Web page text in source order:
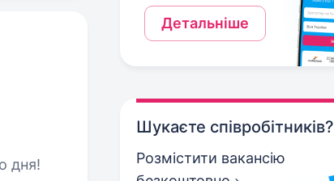
Детальніше
Шукаєте співробітників?
Розмістити вакансію